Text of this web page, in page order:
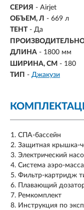
СЕРИЯ - Airjet
ОБЪЕМ, Л - 669 л
ТЕНТ - Да
ДЛИНА - 1800 мм
ШИРИНА, СМ - 180
ТИП - Джакузи
СПА-бассейн
Защитная крышка-
Электрический
Система аэро-
Фильтр-картридж
Плавающий
Ремкомплект
Инструкция по